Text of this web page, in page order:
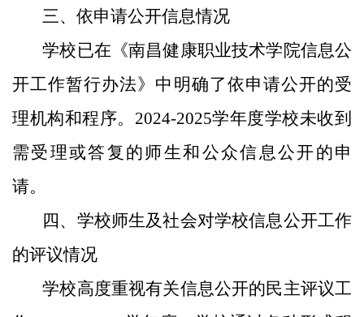
三、依申请公开信息情况
学校已在《南昌健康职业技术学院信息公
开工作暂行办法》中明确了依申请公开的受
理机构和程序。2024-2025学年度学校未收到
需受理或答复的师生和公众信息公开的申
请。
四、学校师生及社会对学校信息公开工作
的评议情况
学校高度重视有关信息公开的民主评议工